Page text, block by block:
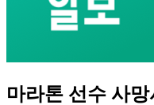
마라톤 선수 사